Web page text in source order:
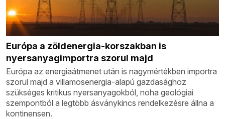
Európa a zöldenergia-korszakban is
nyersanyagimportra szorul majd
Európa az energiaátmenet után is nagymértékben importra
szorul majd a villamosenergia-alapú gazdasághoz
szükséges kritikus nyersanyagokból, noha geológiai
szempontból a legtöbb ásványkincs rendelkezésre állna a
kontinensen.